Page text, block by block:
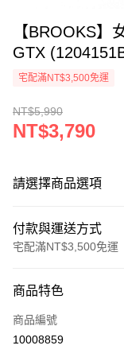
【BROOKS】
GTX
宅配滿NT$3,500免運
NT$5,990
NT$3,790
請選擇商品選項
付款與運送方式
宅配滿NT$3,500免運
信用卡一次付款
ATM付款
商品特色
商品編號
10008859